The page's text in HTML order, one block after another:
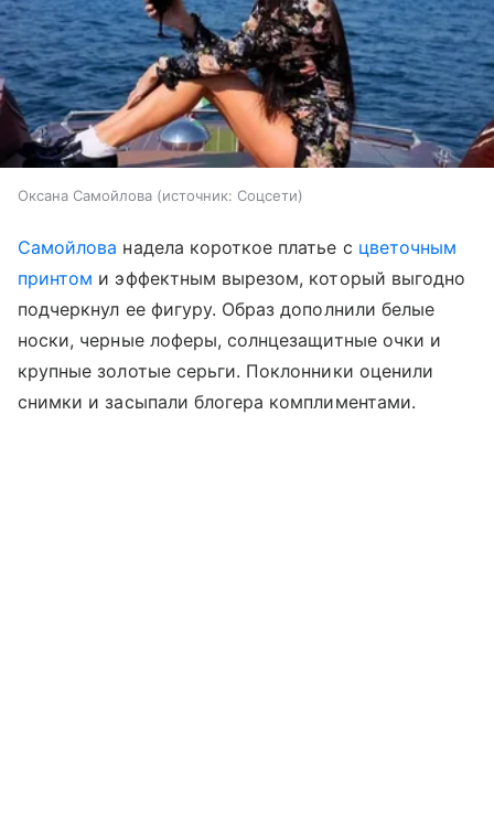
Оксана Самойлова источник: Соцсети
Самойлова надела короткое платье с цветочным
принтом и эффектным вырезом, который выгодно
подчеркнул ее фигуру. Образ дополнили белые
носки, черные лоферы, солнцезащитные очки и
крупные золотые серьги. Поклонники оценили
снимки и засыпали блогера комплиментами.